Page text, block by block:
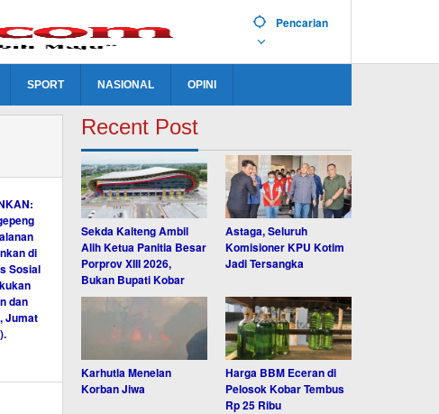
Pencarian
SPORT NASIONAL OPINI
Recent Post
Sekda Kalteng Ambil
Alih Ketua Panitia Besar
Porprov XIII 2026,
Bukan Bupati Kobar
Astaga, Seluruh
Komisioner KPU Kotim
Jadi Tersangka
Karhutla Menelan
Korban Jiwa
Harga BBM Eceran di
Pelosok Kobar Tembus
Rp 25 Ribu